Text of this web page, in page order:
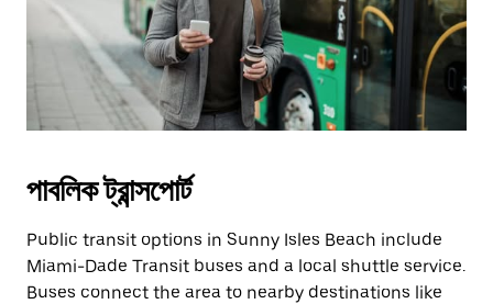
পাবলিক ট্রান্সপোর্ট
Public transit options in Sunny Isles Beach include
Miami-Dade Transit buses and a local shuttle service.
Buses connect the area to nearby destinations like